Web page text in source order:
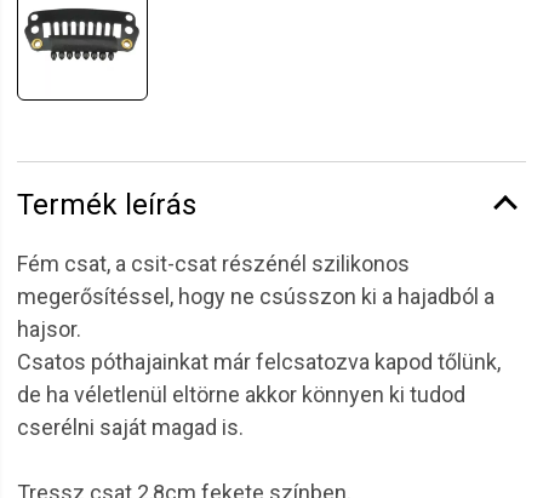
Termék leírás
Fém csat, a csit-csat részénél szilikonos
megerősítéssel, hogy ne csússzon ki a hajadból a
hajsor.
Csatos póthajainkat már felcsatozva kapod tőlünk,
de ha véletlenül eltörne akkor könnyen ki tudod
cserélni saját magad is.
Tressz csat 2,8cm fekete színben.